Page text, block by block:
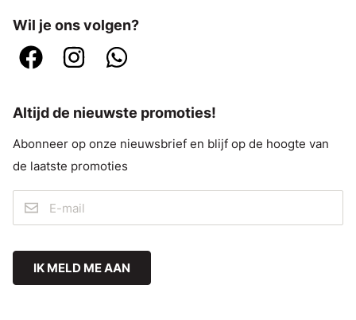
Wil je ons volgen?
Altijd de nieuwste promoties!
Abonneer op onze nieuwsbrief en blijf op de hoogte van
de laatste promoties
IK MELD ME AAN